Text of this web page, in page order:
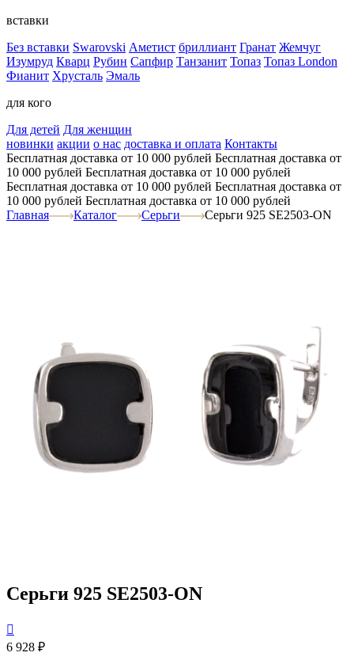
вставки
Без вставки Swarovski Аметист бриллиант Гранат Жемчуг
Изумруд Кварц Рубин Сапфир Танзанит Топаз Топаз London
Фианит Хрусталь Эмаль
для кого
Для детей Для женщин
новинки акции о нас доставка и оплата Контакты
Бесплатная доставка от 10 000 рублей Бесплатная доставка от
10 000 рублей Бесплатная доставка от 10 000 рублей
Бесплатная доставка от 10 000 рублей Бесплатная доставка от
10 000 рублей Бесплатная доставка от 10 000 рублей
Главная
Каталог Серьги Серьги 925 SE2503-ON
Серьги 925 SE2503-ON

6 928 ₽